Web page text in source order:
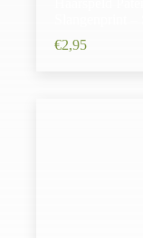
€2,95